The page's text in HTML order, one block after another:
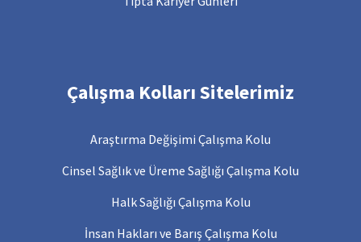
Çalışma Kolları Sitelerimiz
Araştırma Değişimi Çalışma Kolu
Cinsel Sağlık ve Üreme Sağlığı Çalışma Kolu
Halk Sağlığı Çalışma Kolu
İnsan Hakları ve Barış Çalışma Kolu